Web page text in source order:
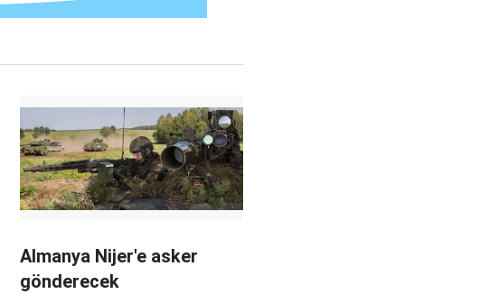
Almanya Nijer'e asker
gönderecek